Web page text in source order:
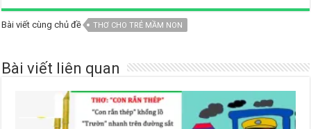
Bài viết cùng chủ đề THƠ CHO TRẺ MẦM NON
Bài viết liên quan